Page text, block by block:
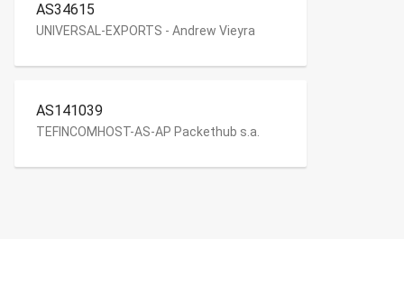
AS34615
UNIVERSAL-EXPORTS - Andrew Vieyra
AS141039
TEFINCOMHOST-AS-AP Packethub s.a.